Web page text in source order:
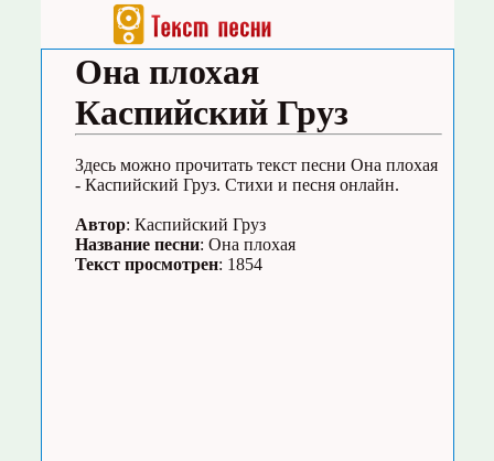
Она плохая
Каспийский Груз
Здесь можно прочитать текст песни Она плохая
- Каспийский Груз. Стихи и песня онлайн.
Автор: Каспийский Груз
Название песни: Она плохая
Текст просмотрен: 1854